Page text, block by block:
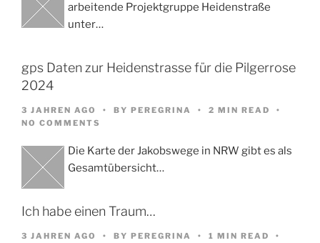
arbeitende Projektgruppe Heidenstraße
unter…
gps Daten zur Heidenstrasse für die Pilgerrose
2024
3 JAHREN AGO BY PEREGRINA
2 MIN READ
NO COMMENTS
Die Karte der Jakobswege in NRW gibt es als
Gesamtübersicht…
Ich habe einen Traum…
3 JAHREN AGO BY PEREGRINA
1 MIN READ